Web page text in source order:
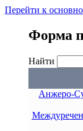
Перейти к
Форма
Найти
Анжеро-